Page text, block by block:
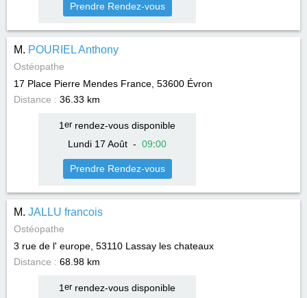
Prendre Rendez-vous
M. POURIEL Anthony
Ostéopathe
17 Place Pierre Mendes France, 53600 Évron
Distance : 36.33 km
1 errendez-vous disponible
Lundi 17 Août - 09:00
Prendre Rendez-vous
M. JALLU francois
Ostéopathe
3 rue de l' europe, 53110 Lassay les chateaux
Distance : 68.98 km
1 errendez-vous disponible